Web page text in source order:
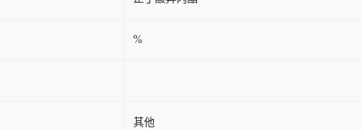
%
其他